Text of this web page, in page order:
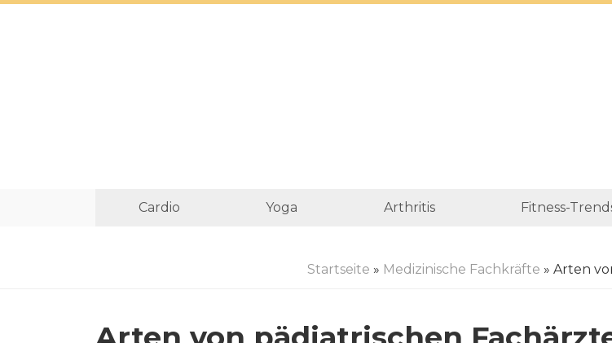
Cardio Yoga Arthritis Fitness-
Startseite » Medizinische Fachkräfte » Arten